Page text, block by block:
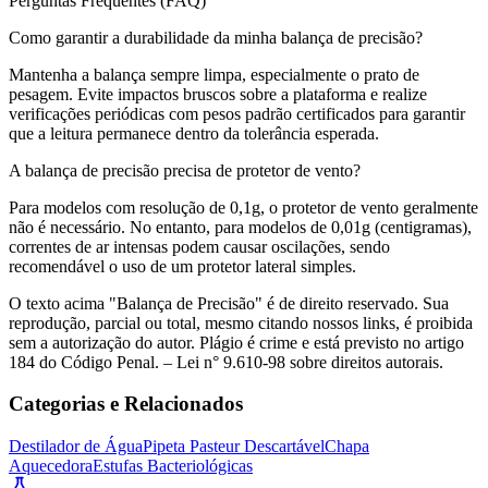
Como garantir a durabilidade da minha balança de precisão?
Mantenha a balança sempre limpa, especialmente o prato de
pesagem. Evite impactos bruscos sobre a plataforma e realize
verificações periódicas com pesos padrão certificados para garantir
que a leitura permanece dentro da tolerância esperada.
A balança de precisão precisa de protetor de vento?
Para modelos com resolução de 0,1g, o protetor de vento geralmente
não é necessário. No entanto, para modelos de 0,01g (centigramas),
correntes de ar intensas podem causar oscilações, sendo
recomendável o uso de um protetor lateral simples.
O texto acima "Balança de Precisão" é de direito reservado. Sua
reprodução, parcial ou total, mesmo citando nossos links, é proibida
sem a autorização do autor. Plágio é crime e está previsto no artigo
184 do Código Penal. – Lei n° 9.610-98 sobre direitos autorais.
Categorias e Relacionados
Destilador de ÁguaPipeta Pasteur DescartávelChapa
AquecedoraEstufas Bacteriológicas